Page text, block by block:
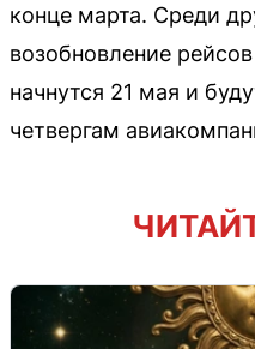
конце марта. Среди
возобновление
начнутся 21 мая и
четвергам